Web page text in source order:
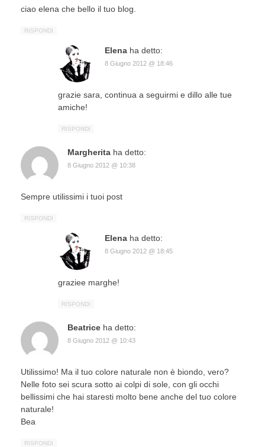
ciao elena che bello il tuo blog.
RISPONDI
Elena ha detto:
8 Giugno 2012 @ 18:46
grazie sara, continua a seguirmi e dillo alle tue
amiche!
RISPONDI
Margherita ha detto:
8 Giugno 2012 @ 10:38
Sempre utilissimi i tuoi post
RISPONDI
Elena ha detto:
8 Giugno 2012 @ 18:45
graziee marghe!
RISPONDI
Beatrice ha detto:
8 Giugno 2012 @ 10:43
Utilissimo! Ma il tuo colore naturale non è biondo, vero?
Nelle foto sei scura sotto ai colpi di sole, con gli occhi
bellissimi che hai staresti molto bene anche del tuo colore
naturale!
Bea
RISPONDI